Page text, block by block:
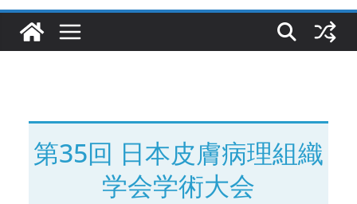
ッ
第35回 日本皮膚病理組織
学会学術大会